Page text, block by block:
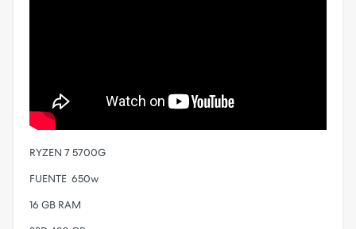
RYZEN 7 5700G
FUENTE 650w
16 GB RAM